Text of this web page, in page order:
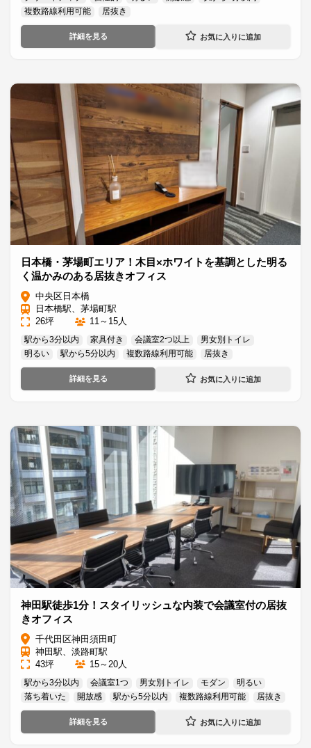
複数路線利用可能
居抜き
詳細を見る
日本橋・茅場町エリア！木目×ホワイトを基調とした明る
く温かみのある居抜きオフィス
中央区日本橋
日本橋駅、茅場町駅
26坪
11～15人
駅から3分以内 家具付き 会議室2つ以上
男女別トイレ
明るい
駅から5分以内 複数路線利用可能 居抜き
詳細を見る
神田駅徒歩1分！スタイリッシュな内装で会議室付の居抜
きオフィス
千代田区神田須田町
神田駅、淡路町駅
43坪
15～20人
駅から3分以内 会議室1つ 男女別トイレ モダン
明るい
落ち着いた
開放感 駅から5分以内 複数路線利用可能 居抜き
詳細を見る